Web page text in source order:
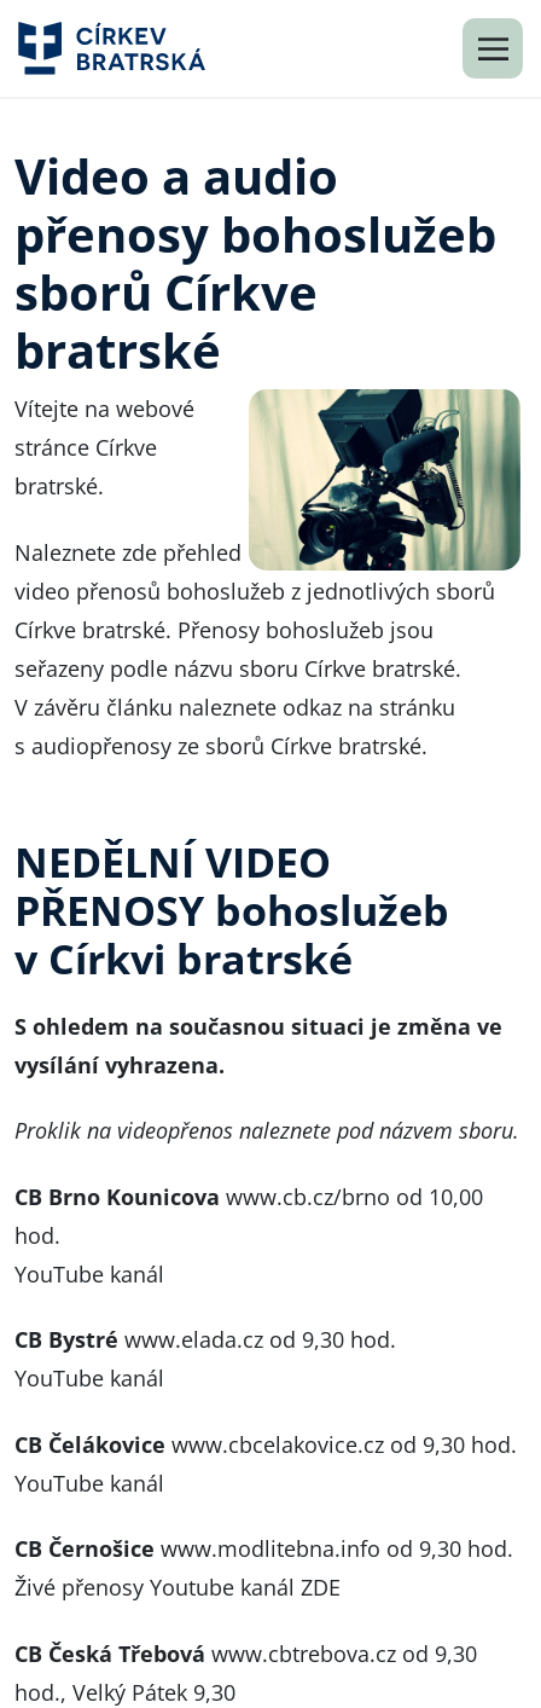
Video a audio
přenosy bohoslužeb
sborů Církve
bratrské
Vítejte na webové
stránce Církve
bratrské.
Naleznete zde přehled
video přenosů bohoslužeb z jednotlivých sborů
Církve bratrské. Přenosy bohoslužeb jsou
seřazeny podle názvu sboru Církve bratrské.
V závěru článku naleznete odkaz na stránku
s audiopřenosy ze sborů Církve bratrské.
NEDĚLNÍ VIDEO
PŘENOSY bohoslužeb
v Církvi bratrské
S ohledem na současnou situaci je změna ve
vysílání vyhrazena.
Proklik na videopřenos naleznete pod názvem sboru.
CB Brno Kounicova www.cb.cz/brno od 10,00
hod.
YouTube kanál
CB Bystré www.elada.cz od 9,30 hod.
YouTube kanál
CB Čelákovice www.cbcelakovice.cz od 9,30 hod.
YouTube kanál
CB Černošice www.modlitebna.info od 9,30 hod.
Živé přenosy Youtube kanál ZDE
CB Česká Třebová www.cbtrebova.cz od 9,30
hod., Velký Pátek 9,30